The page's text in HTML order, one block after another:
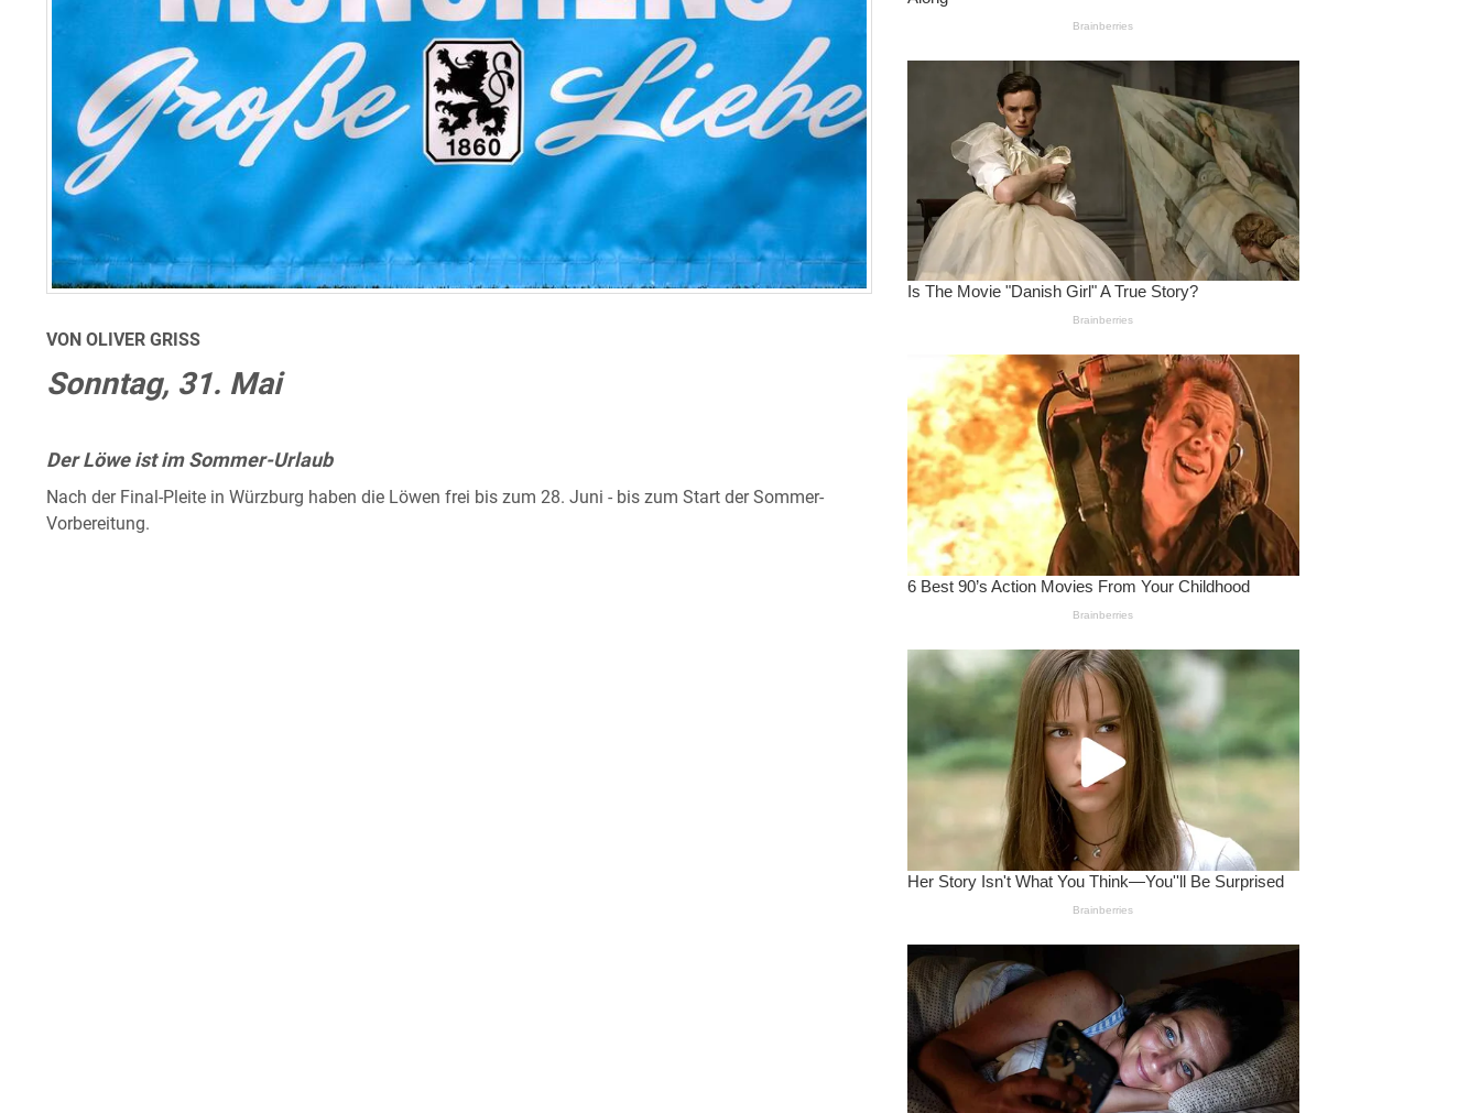
VON OLIVER GRISS
Sonntag, 31. Mai
Der Löwe ist im Sommer-Urlaub
Nach der Final-Pleite in Würzburg haben die Löwen frei bis zum 28. Juni - bis zum Start der Sommer-
Vorbereitung.